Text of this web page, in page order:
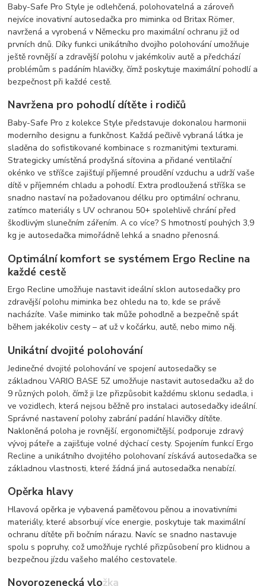
Baby-Safe Pro Style je odlehčená, polohovatelná a zároveň
nejvíce inovativní autosedačka pro miminka od Britax Römer,
navržená a vyrobená v Německu pro maximální ochranu již od
prvních dnů. Díky funkci unikátního dvojího polohování umožňuje
ještě rovnější a zdravější polohu v jakémkoliv autě a předchází
problémům s padáním hlavičky, čímž poskytuje maximální pohodlí a
bezpečnost při každé cestě.
Navržena pro pohodlí dítěte i rodičů
Baby-Safe Pro z kolekce Style představuje dokonalou harmonii
moderního designu a funkčnost. Každá pečlivě vybraná látka je
sladěna do sofistikované kombinace s rozmanitými texturami.
Strategicky umístěná prodyšná síťovina a přidané ventilační
okénko ve stříšce zajišťují příjemné proudění vzduchu a udrží vaše
dítě v příjemném chladu a pohodlí. Extra prodloužená stříška se
snadno nastaví na požadovanou délku pro optimální ochranu,
zatímco materiály s UV ochranou 50+ spolehlivě chrání před
škodlivým slunečním zářením. A co více? S hmotností pouhých 3,9
kg je autosedačka mimořádně lehká a snadno přenosná.
Optimální komfort se systémem Ergo Recline na
každé cestě
Ergo Recline umožňuje nastavit ideální sklon autosedačky pro
zdravější polohu miminka bez ohledu na to, kde se právě
nacházíte. Vaše miminko tak může pohodlně a bezpečně spát
během jakékoliv cesty – ať už v kočárku, autě, nebo mimo něj.
Unikátní dvojité polohování
Jedinečné dvojité polohování ve spojení autosedačky se
základnou VARIO BASE 5Z umožňuje nastavit autosedačku až do
9 různých poloh, čímž ji lze přizpůsobit každému sklonu sedadla, i
ve vozidlech, která nejsou běžně pro instalaci autosedačky ideální.
Správné nastavení polohy zabrání padání hlavičky dítěte.
Nakloněná poloha je rovnější, ergonomičtější, podporuje zdravý
vývoj páteře a zajišťuje volné dýchací cesty. Spojením funkcí Ergo
Recline a unikátního dvojitého polohovaní získává autosedačka se
základnou vlastnosti, které žádná jiná autosedačka nenabízí.
Opěrka hlavy
Hlavová opěrka je vybavená paměťovou pěnou a inovativními
materiály, které absorbují více energie, poskytuje tak maximální
ochranu dítěte při bočním nárazu. Navíc se snadno nastavuje
spolu s popruhy, což umožňuje rychlé přizpůsobení pro klidnou a
bezpečnou jízdu vašeho malého cestovatele.
Novorozenecká vložka